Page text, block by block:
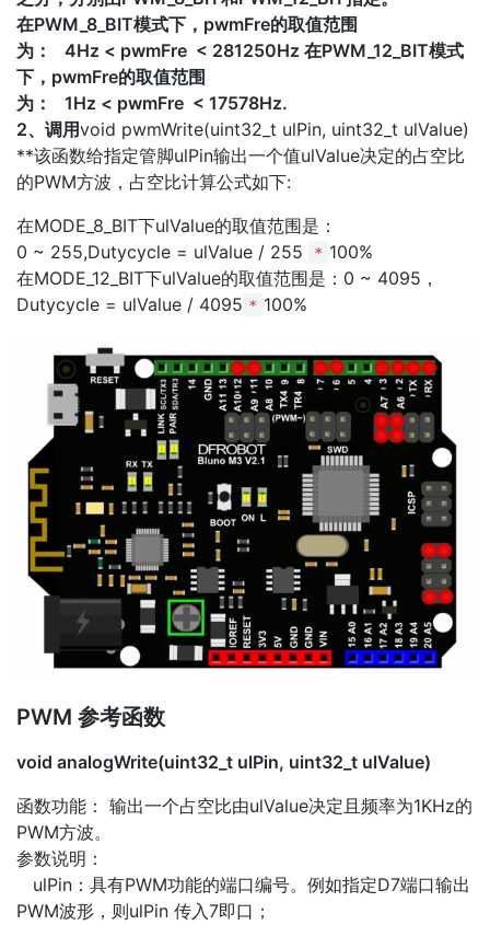
在PWM_8_BIT模式下，pwmFre的取值范围
为： 4Hz < pwmFre < 281250Hz 在PWM_12_BIT模式
下，pwmFre的取值范围
为： 1Hz < pwmFre < 17578Hz.
2、调用void pwmWrite(uint32_t ulPin, uint32_t ulValue)
**该函数给指定管脚ulPin输出一个值ulValue决定的占空比
的PWM方波，占空比计算公式如下:
在MODE_8_BIT下ulValue的取值范围是：
0 ~ 255,Dutycycle = ulValue / 255
* 100%
在MODE_12_BIT下ulValue的取值范围是：0 ~ 4095，
Dutycycle = ulValue / 4095 * 100%
PWM 参考函数
void analogWrite(uint32_t ulPin, uint32_t ulValue)
函数功能： 输出一个占空比由ulValue决定且频率为1KHz的
PWM方波。
参数说明：
ulPin：具有PWM功能的端口编号。例如指定D7端口输出
PWM波形，则ulPin 传入7即口；